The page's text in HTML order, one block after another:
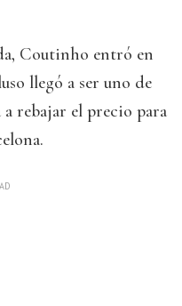
Coutinho entró en
llegó a ser uno de
a rebajar el precio para